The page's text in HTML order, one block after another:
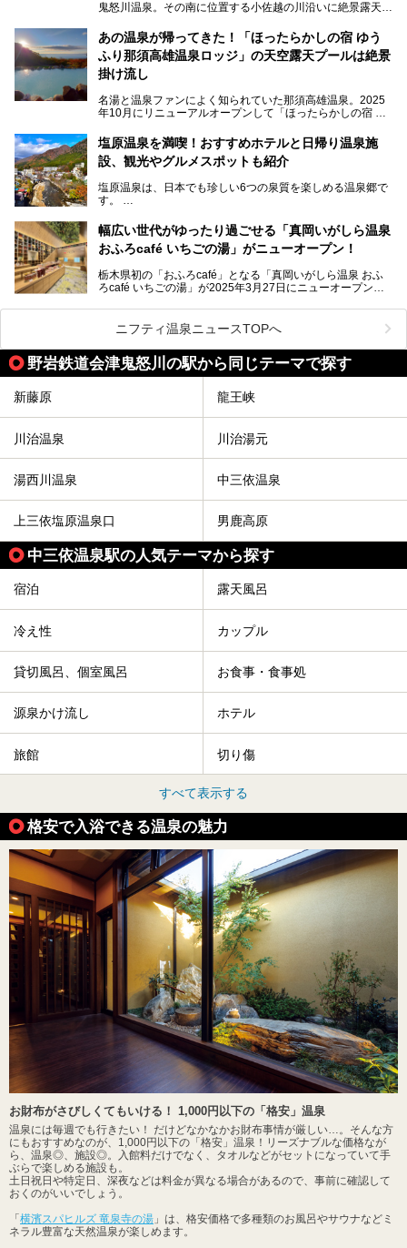
そんな「大江戸温泉物語Premium 鬼怒川観光ホテル」の魅
力を詳しく紹介しちゃいます。
───
提供元：大江戸温泉物語ホテルズ＆リゾーツ株式会社【P
R】
この記事は大江戸温泉物語Premium 鬼怒川観光ホテルのPR
記事です。
鬼怒川温泉。その南に位置する小佐越の川沿いに絶景露天風
こだわりのサウナ、掛け流しの水風呂、天然温泉の露天風
呂、食事処、休憩室など備えて、決して大規模施設ではあり
ませんが、鬼怒川温泉観光の行き帰りに、はたまたサウナで
一日リフレッシュするための目的地に！ぜひオススメしたい
スポットです。時間制限も無いので1人1,500円でひがな一
日サウナや温泉を楽しんでお昼も食べてごろごろできちゃい
ますよ。
あの温泉が帰ってきた！「ほったらかしの宿 ゆう
ふり那須高雄温泉ロッジ」の天空露天プールは絶景
掛け流し
名湯と温泉ファンによく知られていた那須高雄温泉。2025
年10月にリニューアルオープンして「ほったらかしの宿 ゆ
した。
那須湯本の温泉街から少し離れた静かな環境、一軒宿ゆえに
許される露天風呂からの絶景、日帰り入浴や素泊まりで気楽
た。
2名1室利用で1人あたり4,500円～と、思い立ったらすぐに
───
提供元：アイコニア・ホスピタリティ株式会社【PR】
この記事はほったらかしの宿 ゆうふり那須高雄温泉ロッジ
塩原温泉を満喫！おすすめホテルと日帰り温泉施
設、観光やグルメスポットも紹介
塩原温泉は、日本でも珍しい6つの泉質を楽しめる温泉郷で
す。
栃木県の北部にある箒川のほとりに11の温泉地が点在し、
古くから多くの人々から癒やしの場として愛されてきまし
た。
温泉に加えて、豊かな自然を感じられる観光スポットや、こ
こでしか味わえないご当地グルメなど、多彩な魅力がある北
この記事では、塩原温泉の概要や魅力とともに、おすすめの
宿泊施設と観光・グルメスポット、日帰り温泉を順に紹介し
ます。
塩原温泉で、いつもの温泉旅行とは一味違う旅行体験をして
みませんか。
幅広い世代がゆったり過ごせる「真岡いがしら温泉
おふろcafé いちごの湯」がニューオープン！
栃木県初の「おふろcafé」となる「真岡いがしら温泉 おふ
ろcafé いちごの湯」が2025年3月27日にニューオープンす
メインとなる天然温泉のお風呂をはじめ、リラックスエリア
やキッズエリア、カフェレストランなど、施設の隅々までチ
ェックしてきました！
ニフティ温泉ニュースTOPへ
野岩鉄道会津鬼怒川の駅から同じテーマで探す
新藤原 龍王峡
川治温泉 川治湯元
湯西川温泉 中三依温泉
上三依塩原温泉口 男鹿高原
中三依温泉駅の人気テーマから探す
宿泊 露天風呂
冷え性 カップル
貸切風呂、個室風呂 お食事・食事処
源泉かけ流し ホテル
旅館 切り傷
すべて表示する
格安で入浴できる温泉の魅力
お財布がさびしくてもいける！ 1,000円以下の「格安」温泉
温泉には毎週でも行きたい！ だけどなかなかお財布事情が厳しい…。そんな方
にもおすすめなのが、1,000円以下の「格安」温泉！リーズナブルな価格なが
ら、温泉◎、施設◎。入館料だけでなく、タオルなどがセットになっていて手
ぶらで楽しめる施設も。
土日祝日や特定日、深夜などは料金が異なる場合があるので、事前に確認して
おくのがいいでしょう。
「横濱スパヒルズ 竜泉寺の湯 」は、格安価格で多種類のお風呂やサウナなどミ
ネラル豊富な天然温泉が楽しめます。